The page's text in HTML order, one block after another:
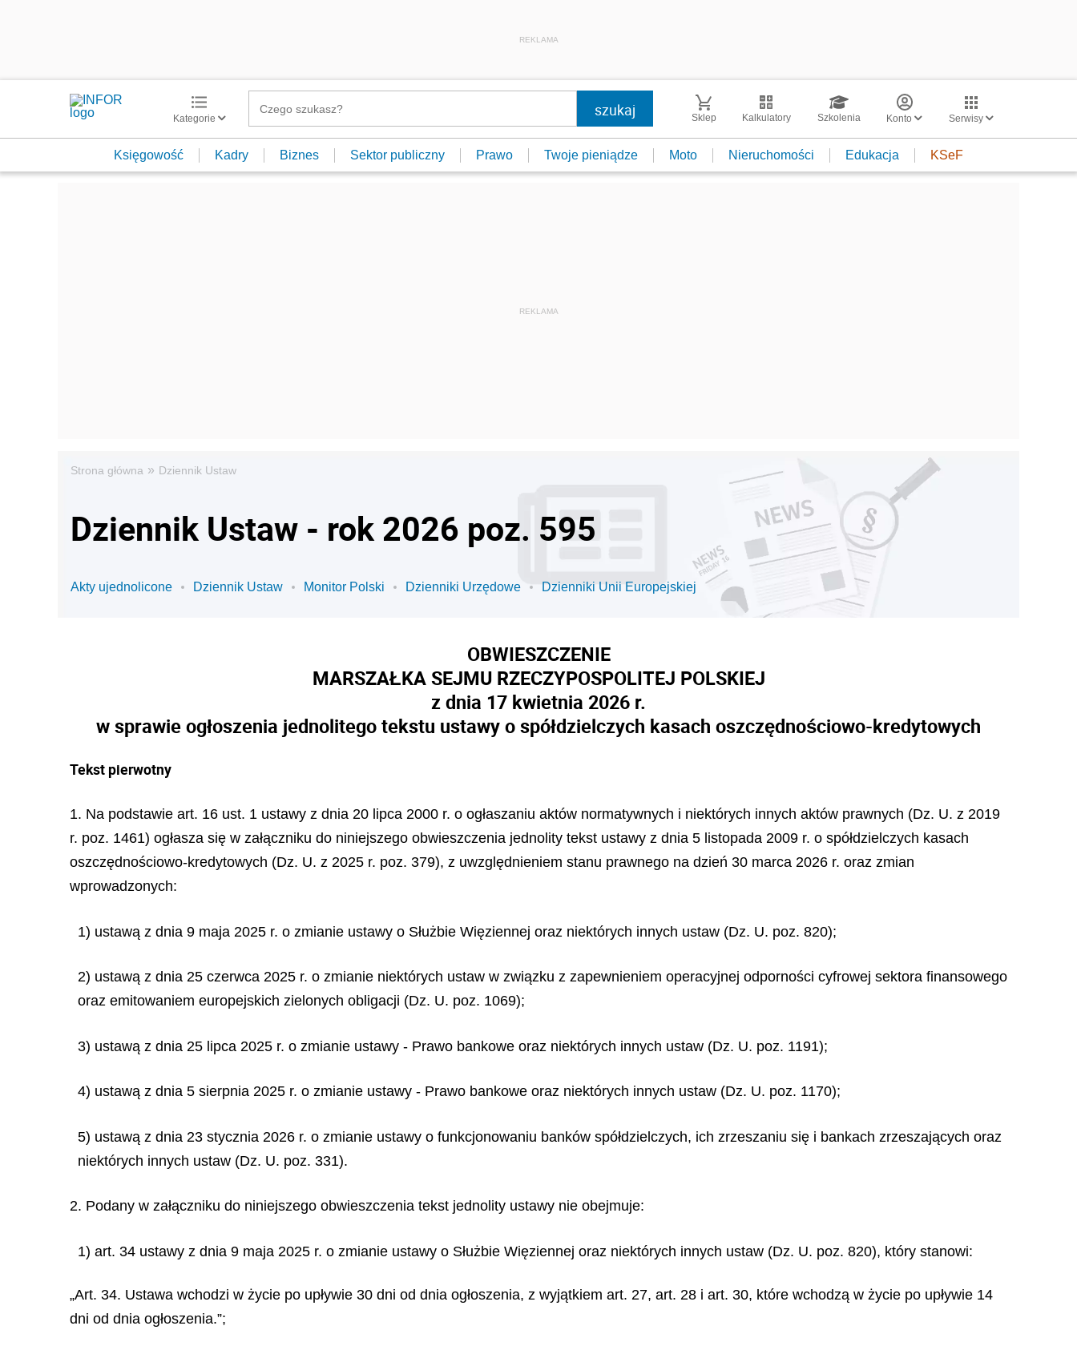
REKLAMA
Kategorie Sklep Kalkulatory Szkolenia Konto Serwisy
Księgowość Kadry Biznes Sektor publiczny Prawo Twoje pieniądze Moto Nieruchomości Edukacja KSeF
Strona główna » Dziennik Ustaw
Dziennik Ustaw - rok 2026 poz. 595
Akty ujednolicone Dziennik Ustaw Monitor Polski Dzienniki Urzędowe Dzienniki Unii Europejskiej
OBWIESZCZENIE
MARSZAŁKA SEJMU RZECZYPOSPOLITEJ POLSKIEJ
z dnia 17 kwietnia 2026 r.
w sprawie ogłoszenia jednolitego tekstu ustawy o spółdzielczych kasach oszczędnościowo-kredytowych
Tekst pierwotny
1. Na podstawie art. 16 ust. 1 ustawy z dnia 20 lipca 2000 r. o ogłaszaniu aktów normatywnych i niektórych innych aktów prawnych (Dz. U. z 2019
r. poz. 1461) ogłasza się w załączniku do niniejszego obwieszczenia jednolity tekst ustawy z dnia 5 listopada 2009 r. o spółdzielczych kasach
oszczędnościowo-kredytowych (Dz. U. z 2025 r. poz. 379), z uwzględnieniem stanu prawnego na dzień 30 marca 2026 r. oraz zmian
wprowadzonych:
1) ustawą z dnia 9 maja 2025 r. o zmianie ustawy o Służbie Więziennej oraz niektórych innych ustaw (Dz. U. poz. 820);
2) ustawą z dnia 25 czerwca 2025 r. o zmianie niektórych ustaw w związku z zapewnieniem operacyjnej odporności cyfrowej sektora finansowego
oraz emitowaniem europejskich zielonych obligacji (Dz. U. poz. 1069);
3) ustawą z dnia 25 lipca 2025 r. o zmianie ustawy - Prawo bankowe oraz niektórych innych ustaw (Dz. U. poz. 1191);
4) ustawą z dnia 5 sierpnia 2025 r. o zmianie ustawy - Prawo bankowe oraz niektórych innych ustaw (Dz. U. poz. 1170);
5) ustawą z dnia 23 stycznia 2026 r. o zmianie ustawy o funkcjonowaniu banków spółdzielczych, ich zrzeszaniu się i bankach zrzeszających oraz
niektórych innych ustaw (Dz. U. poz. 331).
2. Podany w załączniku do niniejszego obwieszczenia tekst jednolity ustawy nie obejmuje:
1) art. 34 ustawy z dnia 9 maja 2025 r. o zmianie ustawy o Służbie Więziennej oraz niektórych innych ustaw (Dz. U. poz. 820), który stanowi:
„Art. 34. Ustawa wchodzi w życie po upływie 30 dni od dnia ogłoszenia, z wyjątkiem art. 27, art. 28 i art. 30, które wchodzą w życie po upływie 14
dni od dnia ogłoszenia.”;